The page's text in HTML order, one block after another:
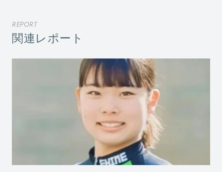
REPORT
関連レポート